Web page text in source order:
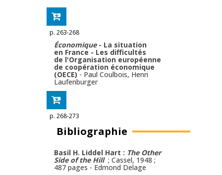
p. 263-268
Économique - La situation
en France - Les difficultés
de l'Organisation européenne
de coopération économique
(OECE)- Paul Coulbois, Henri
Laufenburger
p. 268-273
Bibliographie
Basil H. Liddel Hart : The Other
Side of the Hill ; Cassel, 1948 ;
487 pages - Edmond Delage